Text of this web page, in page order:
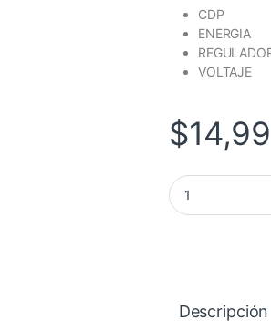
CDP
ENERGIA
VOLTAJE
$14,99
ImagenGallery
Descripción